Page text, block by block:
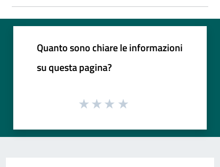
Quanto sono chiare le informazioni
su questa pagina?